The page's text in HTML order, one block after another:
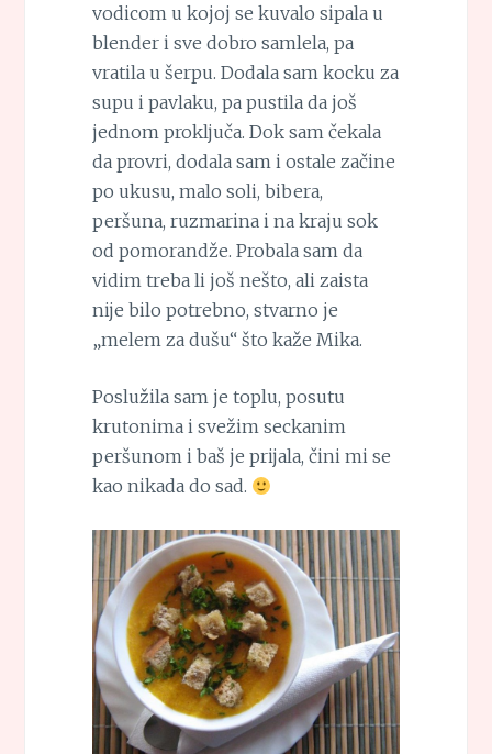
vodicom u kojoj se kuvalo sipala u
blender i sve dobro samlela, pa
vratila u šerpu. Dodala sam kocku za
supu i pavlaku, pa pustila da još
jednom proključa. Dok sam čekala
da provri, dodala sam i ostale začine
po ukusu, malo soli, bibera,
peršuna, ruzmarina i na kraju sok
od pomorandže. Probala sam da
vidim treba li još nešto, ali zaista
nije bilo potrebno, stvarno je
„melem za dušu“ što kaže Mika.
Poslužila sam je toplu, posutu
krutonima i svežim seckanim
peršunom i baš je prijala, čini mi se
kao nikada do sad.